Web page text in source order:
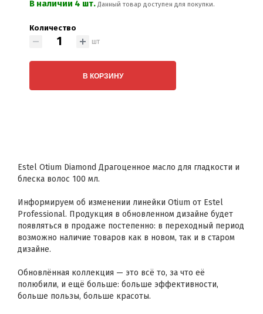
В наличии 4 шт. Данный товар доступен для покупки.
Количество
шт
В КОРЗИНУ
Estel Otium Diamond Драгоценное масло для гладкости и
блеска волос 100 мл.
Информируем об изменении линейки Otium от Estel
Professional. Продукция в обновленном дизайне будет
появляться в продаже постепенно: в переходный период
возможно наличие товаров как в новом, так и в старом
дизайне.
Обновлённая коллекция — это всё то, за что её
полюбили, и ещё больше: больше эффективности,
больше пользы, больше красоты.